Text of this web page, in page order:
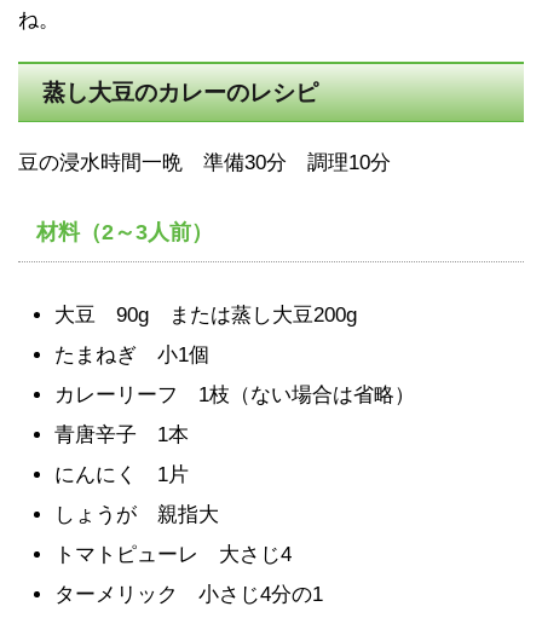
ね。
蒸し大豆のカレーのレシピ
豆の浸水時間一晩 準備30分 調理10分
材料（2～3人前）
大豆 90g または蒸し大豆200g
たまねぎ 小1個
カレーリーフ 1枝（ない場合は省略）
青唐辛子 1本
にんにく 1片
しょうが 親指大
トマトピューレ 大さじ4
ターメリック 小さじ4分の1